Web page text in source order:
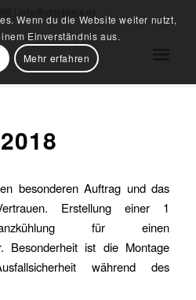
besonderen Auftrag und das
Erstellung einer 1
für einen
Besonderheit ist die Montage
während des
Wenn du die Website weiter nutzt,
Einverständnis aus.
Mehr erfahren